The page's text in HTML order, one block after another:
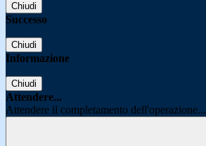
Chiudi
Successo
Chiudi
Informazione
Chiudi
Attendere...
Attendere il completamento dell'operazione...